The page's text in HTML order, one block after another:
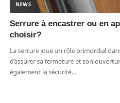
NEWS
Serrure à encastrer ou en
choisir?
La serrure joue un rôle primordial
d’assurer sa fermeture et son
également la sécurité…